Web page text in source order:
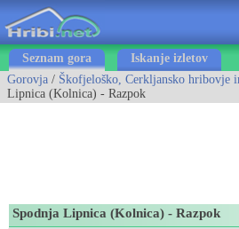
Seznam gora
Iskanje izletov
Gorovja / Škofjeloško, Cerkljansko hribovje
Lipnica (Kolnica) - Razpok
Spodnja Lipnica (Kolnica) - Razpok